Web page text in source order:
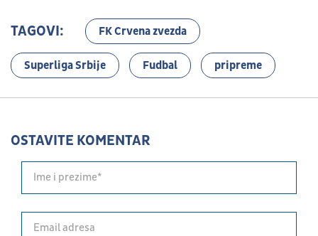
TAGOVI: FK Crvena zvezda
Superliga Srbije Fudbal pripreme
OSTAVITE KOMENTAR